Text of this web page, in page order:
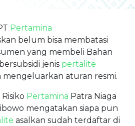
Pertamina
belum bisa membatasi
yang membeli Bahan
jenis pertalite
aturan resmi.
Pertamina Patra Niaga
mengatakan siapa pun
asalkan sudah terdaftar di